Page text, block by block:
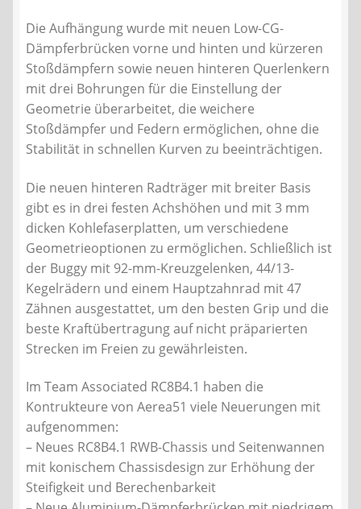
Die Aufhängung wurde mit neuen Low-CG-
Dämpferbrücken vorne und hinten und kürzeren
Stoßdämpfern sowie neuen hinteren Querlenkern
mit drei Bohrungen für die Einstellung der
Geometrie überarbeitet, die weichere
Stoßdämpfer und Federn ermöglichen, ohne die
Stabilität in schnellen Kurven zu beeinträchtigen.
Die neuen hinteren Radträger mit breiter Basis
gibt es in drei festen Achshöhen und mit 3 mm
dicken Kohlefaserplatten, um verschiedene
Geometrieoptionen zu ermöglichen. Schließlich ist
der Buggy mit 92-mm-Kreuzgelenken, 44/13-
Kegelrädern und einem Hauptzahnrad mit 47
Zähnen ausgestattet, um den besten Grip und die
beste Kraftübertragung auf nicht präparierten
Strecken im Freien zu gewährleisten.
Im Team Associated RC8B4.1 haben die
Kontrukteure von Aerea51 viele Neuerungen mit
aufgenommen:
– Neues RC8B4.1 RWB-Chassis und Seitenwannen
mit konischem Chassisdesign zur Erhöhung der
Steifigkeit und Berechenbarkeit